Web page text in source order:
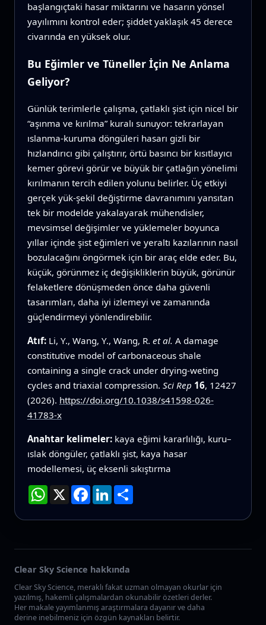
başlangıçtaki hasar miktarını ve hasarın yönsel
yayılımını kontrol eder; şiddet yaklaşık 45 derece
civarında en yüksek olur.
Bu Eğimler ve Tüneller İçin Ne Anlama
Geliyor?
Günlük terimlerle çalışma, çatlaklı şist için nicel bir
“aşınma ve kırılma” kuralı sunuyor: tekrarlayan
ıslanma‑kuruma döngüleri hasarı gizli bir
hızlandırıcı gibi çalıştırır, örtü basıncı bir kısıtlayıcı
kemer görevi görür ve büyük bir çatlağın yönelimi
kırılmanın tercih edilen yolunu belirler. Üç etkiyi
gerçek yük‑şekil değiştirme davranımını yansıtan
tek bir modelde yakalayarak mühendisler,
mevsimsel değişimler ve yüklemeler boyunca
yıllar içinde şist eğimleri ve yeraltı kazılarının nasıl
bozulacağını öngörmek için bir araç elde eder. Bu,
küçük, görünmez iç değişikliklerin büyük, görünür
felaketlere dönüşmeden önce daha güvenli
tasarımları, daha iyi izlemeyi ve zamanında
güçlendirmeyi yönlendirebilir.
Atıf: Li, Y., Wang, Y., Wang, R. et al. A damage
constitutive model of carbonaceous shale
containing a single crack under drying-weting
cycles and triaxial compression. Sci Rep 16, 12427
(2026). https://doi.org/10.1038/s41598-026-
41783-x
Anahtar kelimeler: kaya eğimi kararlılığı, kuru–
ıslak döngüler, çatlaklı şist, kaya hasar
modellemesi, üç eksenli sıkıştırma
WhatsApp
X Facebook
LinkedInPaylaş
Clear Sky Science hakkında
Clear Sky Science, meraklı fakat uzman olmayan okurlar için
yazılmış, hakemli çalışmalardan okunabilir özetleri derler.
Her makale yayımlanmış araştırmalara dayanır ve daha
derine inebilmeniz için özgün kaynakları belirtir.